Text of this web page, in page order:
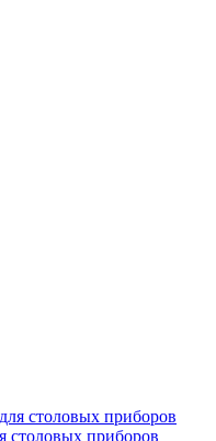
столовых приборов